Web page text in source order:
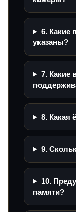
6. Какие
указаны?
7. Какие
8. Какая
9.
10.
памяти?